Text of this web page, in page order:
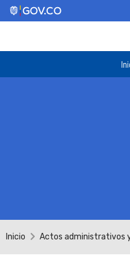
Inicio Actos administrativos